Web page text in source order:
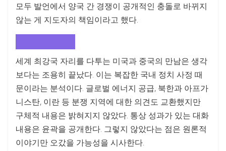
모두 발언에서 양국 간 경쟁이 공개적인 충돌로 바뀌지
않는 게 지도자의 책임이라고 했다.
세계 최강국 자리를 다투는 미국과 중국의 만남은 생각
보다는 조용히 끝났다. 이는 복잡한 국내 정치 사정 때
문이라는 분석이다. 글로벌 에너지 공급, 북한과 아프가
니스탄, 이란 등 분쟁 지역에 대한 의견도 교환했지만
구체적 내용은 밝혀지지 않았다. 통상 성과가 있는 대화
내용은 윤곽을 공개한다. 그렇지 않았다는 점은 원론적
이야기만 오갔을 가능성을 시사한다.